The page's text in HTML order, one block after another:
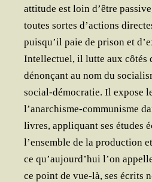
atti­tude est loin d’être
toutes sortes d’actions
puisqu’il paie de pri­son et
Intel­lec­tuel, il lutte aux côtés
dénon­çant au nom du
social-démo­cra­tie. Il expose
l’anarchisme-communisme
livres, appli­quant ses études
l’ensemble de la pro­duc­tion
ce qu’aujourd’hui l’on
ce point de vue-là, ses écrits